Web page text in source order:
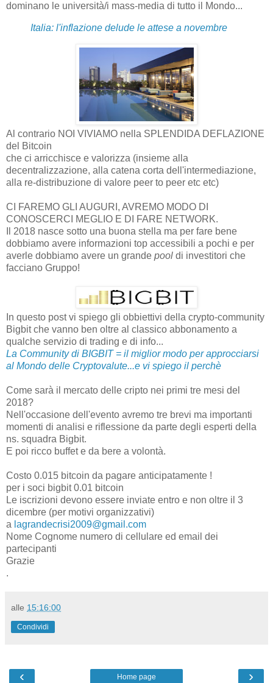
dominano le università/i mass-media di tutto il Mondo...
Italia: l'inflazione delude le attese a novembre
Al contrario NOI VIVIAMO nella SPLENDIDA DEFLAZIONE
del Bitcoin
che ci arricchisce e valorizza (insieme alla
decentralizzazione, alla catena corta dell'intermediazione,
alla re-distribuzione di valore peer to peer etc etc)
CI FAREMO GLI AUGURI, AVREMO MODO DI
CONOSCERCI MEGLIO E DI FARE NETWORK.
Il 2018 nasce sotto una buona stella ma per fare bene
dobbiamo avere informazioni top accessibili a pochi e per
averle dobbiamo avere un grande pool di investitori che
facciano Gruppo!
In questo post vi spiego gli obbiettivi della crypto-community
Bigbit che vanno ben oltre al classico abbonamento a
qualche servizio di trading e di info...
La Community di BIGBIT = il miglior modo per approcciarsi
al Mondo delle Cryptovalute...e vi spiego il perchè
Come sarà il mercato delle cripto nei primi tre mesi del
2018?
Nell'occasione dell'evento avremo tre brevi ma importanti
momenti di analisi e riflessione da parte degli esperti della
ns. squadra Bigbit.
E poi ricco buffet e da bere a volontà.
Costo 0.015 bitcoin da pagare anticipatamente !
per i soci bigbit 0.01 bitcoin
Le iscrizioni devono essere inviate entro e non oltre il 3
dicembre (per motivi organizzativi)
a lagrandecrisi2009@gmail.com
Nome Cognome numero di cellulare ed email dei
partecipanti
Grazie
.
alle 15:16:00
Condividi
‹ ›
Home page